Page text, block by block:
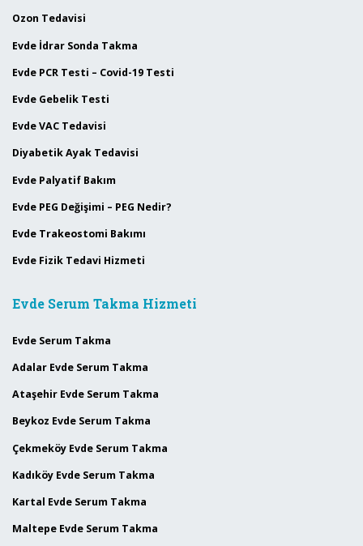
Ozon Tedavisi
Evde İdrar Sonda Takma
Evde PCR Testi – Covid-19 Testi
Evde Gebelik Testi
Evde VAC Tedavisi
Diyabetik Ayak Tedavisi
Evde Palyatif Bakım
Evde PEG Değişimi – PEG Nedir?
Evde Trakeostomi Bakımı
Evde Fizik Tedavi Hizmeti
Evde Serum Takma Hizmeti
Evde Serum Takma
Adalar Evde Serum Takma
Ataşehir Evde Serum Takma
Beykoz Evde Serum Takma
Çekmeköy Evde Serum Takma
Kadıköy Evde Serum Takma
Kartal Evde Serum Takma
Maltepe Evde Serum Takma